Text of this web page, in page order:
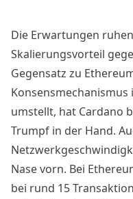
Die Erwartungen
Skalierungsvorteil
Gegensatz zu
umstellt, hat Cardano
Trumpf in der Hand.
Nase vorn. Bei
bei rund 15